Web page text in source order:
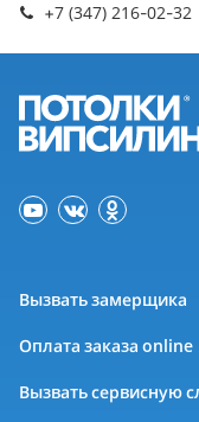
+7 (347) 216-02-32
Вызвать замерщика
Оплата заказа online
Вызвать сервисную